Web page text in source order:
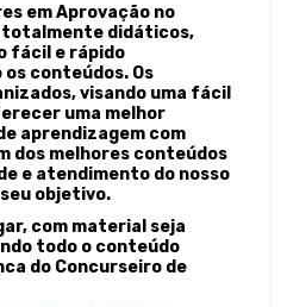
em Aprovação no
totalmente didáticos,
fácil e rápido
conteúdos. Os
visando uma fácil
uma melhor
aprendizagem com
dos melhores conteúdos
e atendimento do nosso
objetivo.
com material seja
todo o conteúdo
do Concurseiro de